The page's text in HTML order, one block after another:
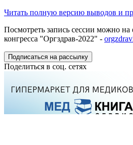
Читать полную версию выводов и
Посмотреть запись сессии можно
конгресса "Оргздрав-2022" -
Подписаться на рассылку
Поделиться в соц. сетях